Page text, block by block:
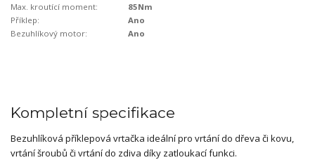
Max. kroutící moment:
85Nm
Příklep:
Ano
Bezuhlíkový motor:
Ano
Kompletní specifikace
Bezuhlíková příklepová vrtačka ideální pro vrtání do dřeva či kovu,
vrtání šroubů či vrtání do zdiva díky zatloukací funkci.